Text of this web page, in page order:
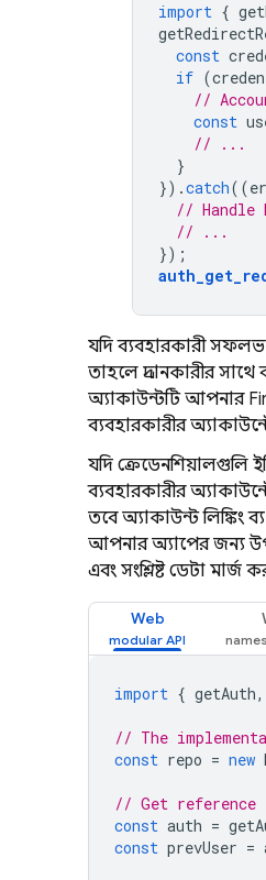
import {
const
if (
//
const
// ...
}
}).catch((
// Handle
// ...
});
যদি ব্যবহারকারী
তাহলে প্রদানকারীর সাথে
অ্যাকাউন্টটি আপনার
ব্যবহারকারীর
যদি ক্রেডেনশিয়ালগুলি
ব্যবহারকারীর
তবে অ্যাকাউন্ট লিঙ্কিং
আপনার অ্যাপের জন্য
এবং সংশ্লিষ্ট ডেটা মার্জ
Web
import { getAuth,
// The
const repo = new
// Get
const auth =
const prevUser =